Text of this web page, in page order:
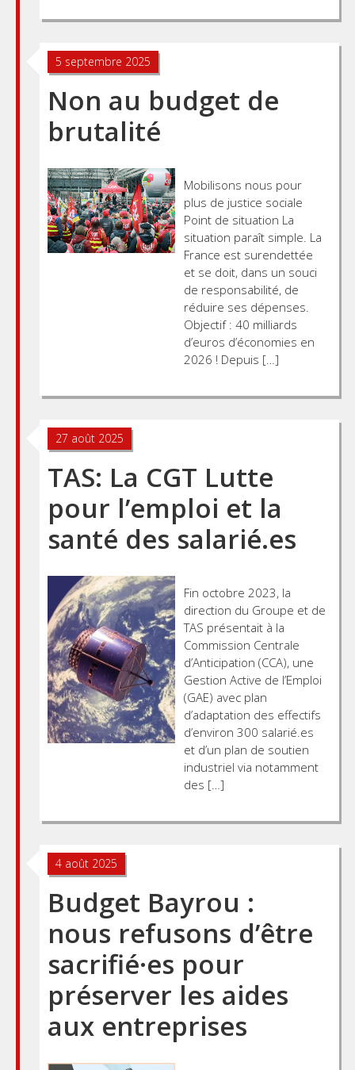
5 septembre 2025
Non au budget de
brutalité
Mobilisons nous pour
plus de justice sociale
Point de situation La
situation paraît simple. La
France est surendettée
et se doit, dans un souci
de responsabilité, de
réduire ses dépenses.
Objectif : 40 milliards
d’euros d’économies en
2026 ! Depuis […]
27 août 2025
TAS: La CGT Lutte
pour l’emploi et la
santé des salarié.es
Fin octobre 2023, la
direction du Groupe et de
TAS présentait à la
Commission Centrale
d’Anticipation (CCA), une
Gestion Active de l’Emploi
(GAE) avec plan
d’adaptation des effectifs
d’environ 300 salarié.es
et d’un plan de soutien
industriel via notamment
des […]
4 août 2025
Budget Bayrou :
nous refusons d’être
sacrifié·es pour
préserver les aides
aux entreprises